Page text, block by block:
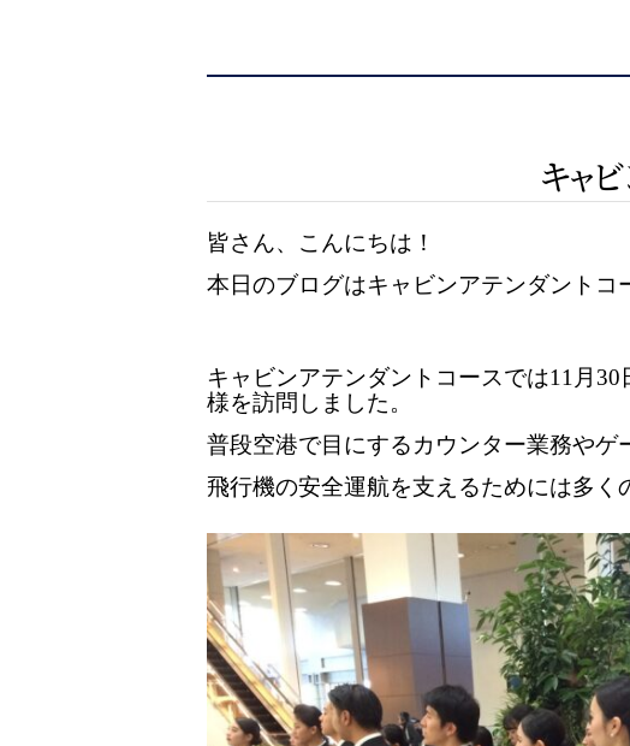
キャ
皆さん、こんにちは！
本日のブログはキャビンアテンダントコ
キャビンアテンダントコースでは11月
様を訪問しました。
普段空港で目にするカウンター業務や
飛行機の安全運航を支えるためには多